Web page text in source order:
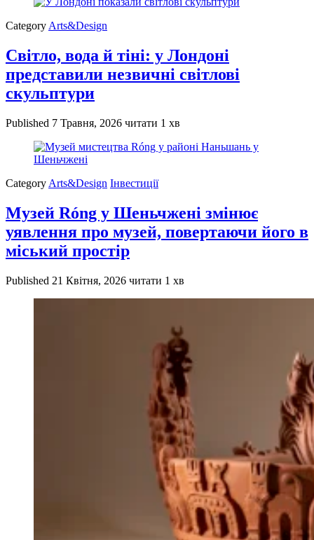
Category Arts&Design
Світло, вода й тіні: у Лондоні
представили незвичні світлові
скульптури
Published 7 Травня, 2026 читати 1 хв
Category Arts&Design Інвестиції
Музей Róng у Шеньчжені змінює
уявлення про музей, повертаючи його в
міський простір
Published 21 Квітня, 2026 читати 1 хв